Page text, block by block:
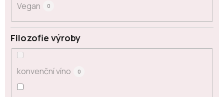
Vegan 0
Filozofie výroby
konvenční víno 0